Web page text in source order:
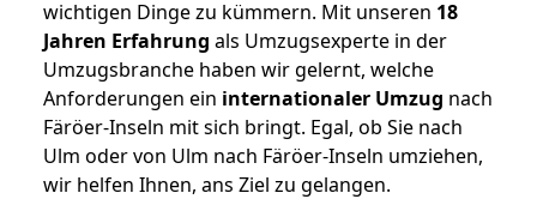
wichtigen Dinge zu kümmern. Mit unseren 18
Jahren Erfahrung als Umzugsexperte in der
Umzugsbranche haben wir gelernt, welche
Anforderungen ein internationaler Umzug nach
Färöer-Inseln mit sich bringt. Egal, ob Sie nach
Ulm oder von Ulm nach Färöer-Inseln umziehen,
wir helfen Ihnen, ans Ziel zu gelangen.